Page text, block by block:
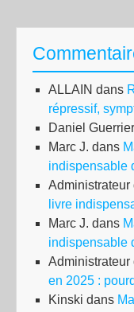
ALLAIN dans
répressif,
Daniel Guerrier
Marc J. dans
indispensable
Administrateur
livre
Marc J. dans
indispensable
Administrateur
en 2025 :
Kinski dans